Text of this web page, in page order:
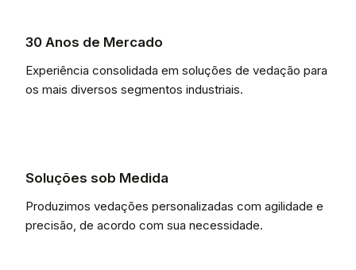
30 Anos de Mercado
Experiência consolidada em soluções de vedação para
os mais diversos segmentos industriais.
Soluções sob Medida
Produzimos vedações personalizadas com agilidade e
precisão, de acordo com sua necessidade.